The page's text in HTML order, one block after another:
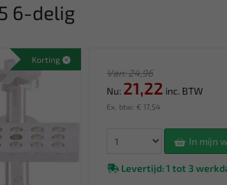
6-delig
Korting
Van: 24,96
Nu: 21,22 inc. BTW
Ex. btw: € 17,54
In mijn
Levertijd: 1 tot 3